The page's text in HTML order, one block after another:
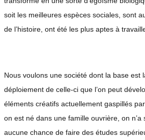
soit les meilleures espèces sociales, sont
de l’histoire, ont été les plus aptes à
Nous voulons une société dont la base est
déploiement de celle-ci que l’on peut
éléments créatifs actuellement gaspillés
on est né dans une famille ouvrière, on
aucune chance de faire des études